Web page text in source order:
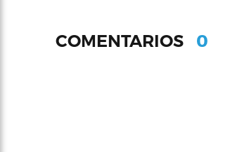
COMENTARIOS 0